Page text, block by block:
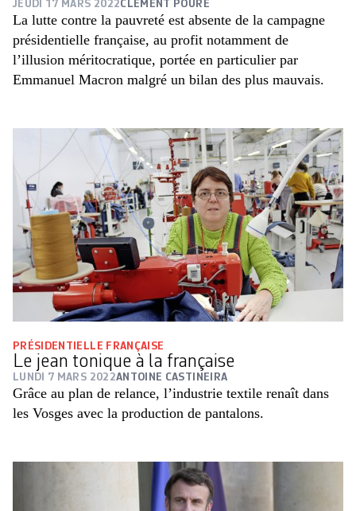
JEUDI 17 MARS 2022CLÉMENT POURÉ
La lutte contre la pauvreté est absente de la campagne
présidentielle française, au profit notamment de
l’illusion méritocratique, portée en particulier par
Emmanuel Macron malgré un bilan des plus mauvais.
PRÉSIDENTIELLE FRANÇAISE
Le jean tonique à la française
LUNDI 7 MARS 2022ANTOINE CASTINEIRA
Grâce au plan de relance, l’industrie textile renaît dans
les Vosges avec la production de pantalons.